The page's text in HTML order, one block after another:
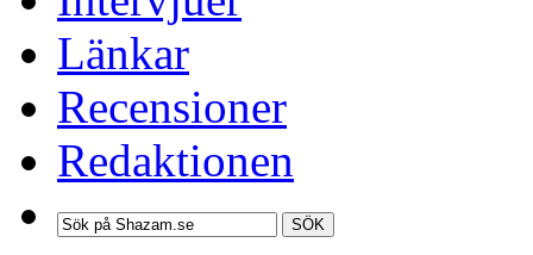
Länkar
Recensioner
Redaktionen
SÖK